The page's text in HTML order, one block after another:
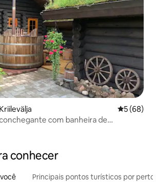
5 de uma
5 (68)
com banheira de
conhecer
Principais pontos turísticos por perto